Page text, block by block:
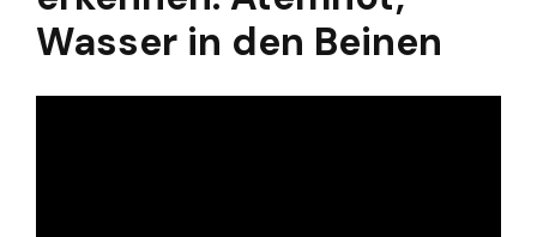
Wasser in den Beinen